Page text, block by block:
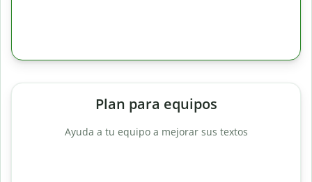
Plan para equipos
Ayuda a tu equipo a mejorar sus textos